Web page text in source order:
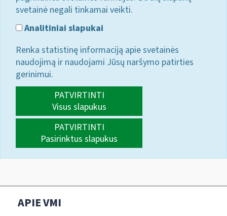
svetainė negali tinkamai veikti.
Analitiniai slapukai
Renka statistinę informaciją apie svetainės
naudojimą ir naudojami Jūsų naršymo patirties
gerinimui.
PATVIRTINTI
Visus slapukus
PATVIRTINTI
Pasirinktus slapukus
APIE VMI